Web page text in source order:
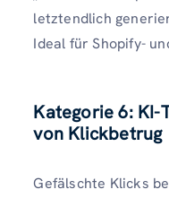
letztendlich
Ideal für Shopify-
Kategorie 6: KI-
von Klickbetrug
Gefälschte Klicks